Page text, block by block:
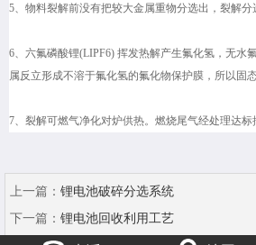
5、物料裂解前没有把较大金属重物分选出，裂解分
6、六氟磷酸锂(LIPF6) 挥发热解产生氟化氢，无水
属反立形成不溶于氟化氢的氟化物保护膜，所以固
7、裂解可燃气净化对炉供热。燃烧尾气经处理达标
上一篇： 锂电池破碎分选系统
下一篇： 锂电池回收利用工艺